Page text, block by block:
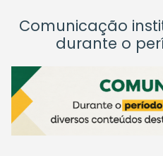
Comunicação
durante o